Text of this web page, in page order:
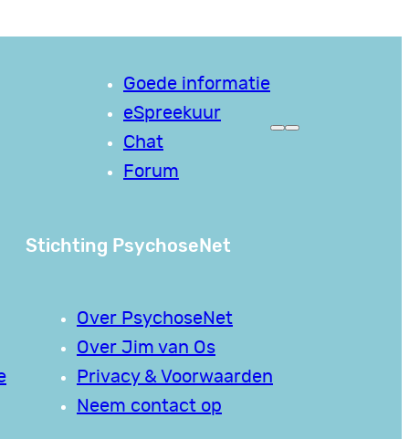
Goede informatie
eSpreekuur
Chat
Forum
Stichting PsychoseNet
Over PsychoseNet
Over Jim van Os
Privacy & Voorwaarden
Neem contact op